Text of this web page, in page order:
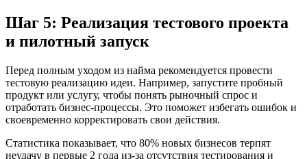
Шаг 5: Реализация тестового проекта
и пилотный запуск
Перед полным уходом из найма рекомендуется провести
тестовую реализацию идеи. Например, запустите пробный
продукт или услугу, чтобы понять рыночный спрос и
отработать бизнес-процессы. Это поможет избегать ошибок и
своевременно корректировать свои действия.
Статистика показывает, что 80% новых бизнесов терпят
неудачу в первые 2 года из-за отсутствия тестирования и